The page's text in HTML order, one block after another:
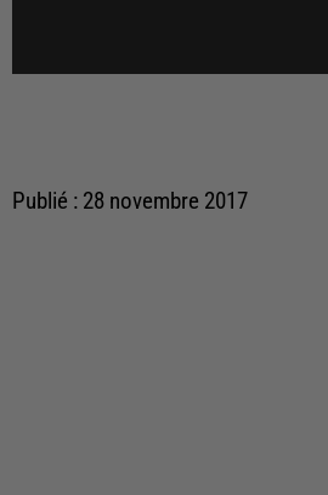
Publié : 28 novembre 2017